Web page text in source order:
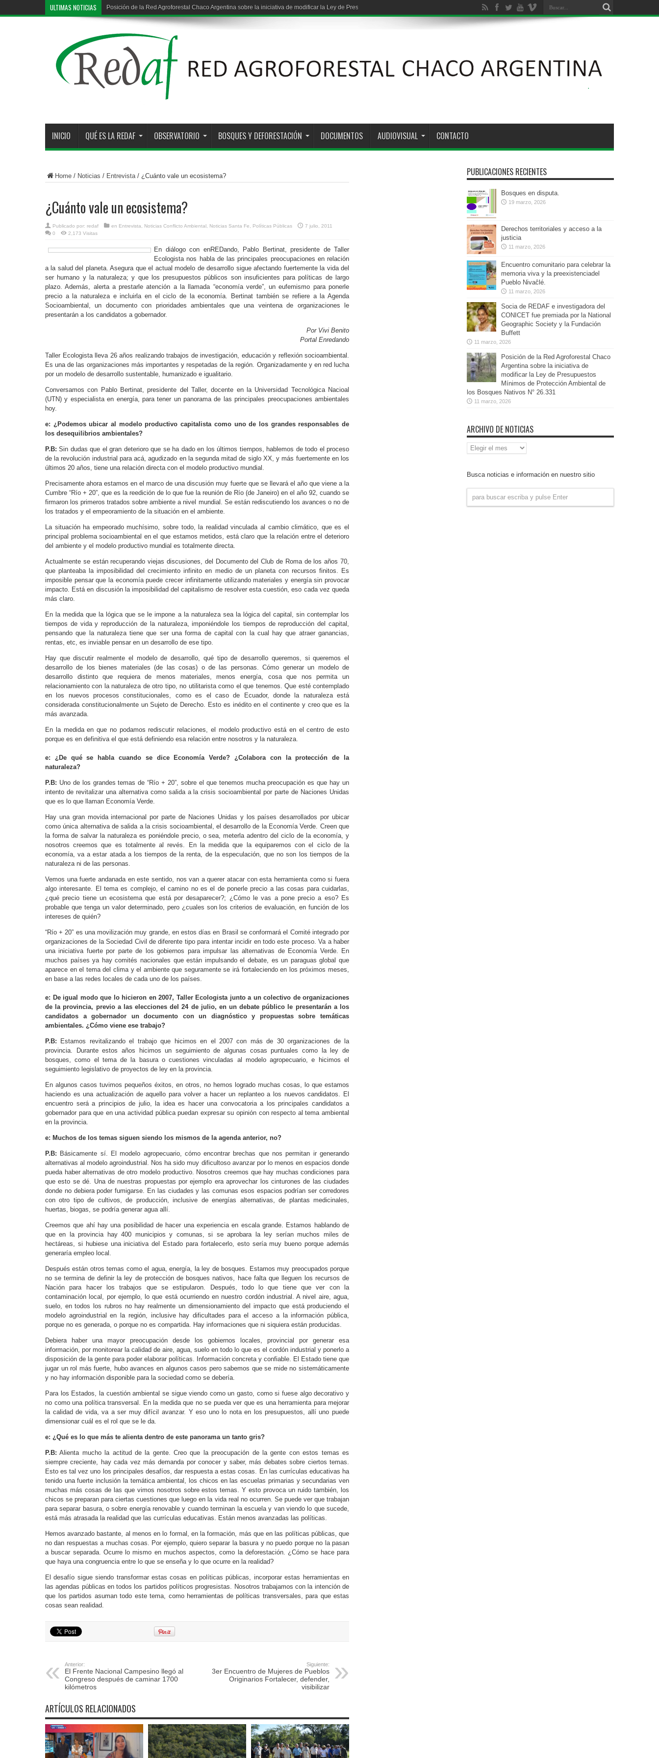
ULTIMAS NOTICIAS Deforestación ilegal en la región chaqueña: vínculos entre grandes capitales y los estados provinciales
INICIO QUÉ ES LA REDAF OBSERVATORIO BOSQUES Y DEFORESTACIÓN DOCUMENTOS AUDIOVISUAL CONTACTO
Home / Noticias / Entrevista/ ¿Cuánto vale un ecosistema?
¿Cuánto vale un ecosistema?
Publicado por: redaf en Entrevista Noticias Conflicto Ambiental Noticias Santa Fe Políticas Públicas
7 julio, 2011
0
2,173 Visitas
En diálogo con enREDando, Pablo Bertinat, presidente de Taller
Ecologista nos habla de las principales preocupaciones en relación
a la salud del planeta. Asegura que el actual modelo de desarrollo sigue afectando fuertemente la vida del
ser humano y la naturaleza; y que los presupuestos públicos son insuficientes para políticas de largo
plazo. Además, alerta a prestarle atención a la llamada “economía verde”, un eufemismo para ponerle
precio a la naturaleza e incluirla en el ciclo de la economía. Bertinat también se refiere a la Agenda
Socioambiental, un documento con prioridades ambientales que una veintena de organizaciones le
presentarán a los candidatos a gobernador.
Por Vivi Benito
Portal Enredando
Taller Ecologista lleva 26 años realizando trabajos de investigación, educación y reflexión socioambiental.
Es una de las organizaciones más importantes y respetadas de la región. Organizadamente y en red lucha
por un modelo de desarrollo sustentable, humanizado e igualitario.
Conversamos con Pablo Bertinat, presidente del Taller, docente en la Universidad Tecnológica Nacioal
(UTN) y especialista en energía, para tener un panorama de las principales preocupaciones ambientales
hoy.
e: ¿Podemos ubicar al modelo productivo capitalista como uno de los grandes responsables de
los desequilibrios ambientales?
P.B:Sin dudas que el gran deterioro que se ha dado en los últimos tiempos, hablemos de todo el proceso
de la revolución industrial para acá, agudizado en la segunda mitad de siglo XX, y más fuertemente en los
últimos 20 años, tiene una relación directa con el modelo productivo mundial.
Precisamente ahora estamos en el marco de una discusión muy fuerte que se llevará el año que viene a la
Cumbre “Río + 20”, que es la reedición de lo que fue la reunión de Río (de Janeiro) en el año 92, cuando se
firmaron los primeros tratados sobre ambiente a nivel mundial. Se están rediscutiendo los avances o no de
los tratados y el empeoramiento de la situación en el ambiente.
La situación ha empeorado muchísimo, sobre todo, la realidad vinculada al cambio climático, que es el
principal problema socioambiental en el que estamos metidos, está claro que la relación entre el deterioro
del ambiente y el modelo productivo mundial es totalmente directa.
Actualmente se están recuperando viejas discusiones, del Documento del Club de Roma de los años 70,
que planteaba la imposibilidad del crecimiento infinito en medio de un planeta con recursos finitos. Es
imposible pensar que la economía puede crecer infinitamente utilizando materiales y energía sin provocar
impacto. Está en discusión la imposibilidad del capitalismo de resolver esta cuestión, eso cada vez queda
más claro.
En la medida que la lógica que se le impone a la naturaleza sea la lógica del capital, sin contemplar los
tiempos de vida y reproducción de la naturaleza, imponiéndole los tiempos de reproducción del capital,
pensando que la naturaleza tiene que ser una forma de capital con la cual hay que atraer ganancias,
rentas, etc, es inviable pensar en un desarrollo de ese tipo.
Hay que discutir realmente el modelo de desarrollo, qué tipo de desarrollo queremos, si queremos el
desarrollo de los bienes materiales (de las cosas) o de las personas. Cómo generar un modelo de
desarrollo distinto que requiera de menos materiales, menos energía, cosa que nos permita un
relacionamiento con la naturaleza de otro tipo, no utilitarista como el que tenemos. Que esté contemplado
en los nuevos procesos constitucionales, como es el caso de Ecuador, donde la naturaleza está
considerada constitucionalmente un Sujeto de Derecho. Esto es inédito en el continente y creo que es la
más avanzada.
En la medida en que no podamos rediscutir relaciones, el modelo productivo está en el centro de esto
porque es en definitiva el que está definiendo esa relación entre nosotros y la naturaleza.
e: ¿De qué se habla cuando se dice Economía Verde? ¿Colabora con la protección de la
naturaleza?
P.B: Uno de los grandes temas de “Río + 20”, sobre el que tenemos mucha preocupación es que hay un
intento de revitalizar una alternativa como salida a la crisis socioambiental por parte de Naciones Unidas
que es lo que llaman Economía Verde.
Hay una gran movida internacional por parte de Naciones Unidas y los países desarrollados por ubicar
como única alternativa de salida a la crisis socioambiental, el desarrollo de la Economía Verde. Creen que
la forma de salvar la naturaleza es poniéndole precio, o sea, meterla adentro del ciclo de la economía, y
nosotros creemos que es totalmente al revés. En la medida que la equiparemos con el ciclo de la
economía, va a estar atada a los tiempos de la renta, de la especulación, que no son los tiempos de la
naturaleza ni de las personas.
Vemos una fuerte andanada en este sentido, nos van a querer atacar con esta herramienta como si fuera
algo interesante. El tema es complejo, el camino no es el de ponerle precio a las cosas para cuidarlas,
¿qué precio tiene un ecosistema que está por desaparecer?; ¿Cómo le vas a pone precio a eso? Es
probable que tenga un valor determinado, pero ¿cuales son los criterios de evaluación, en función de los
intereses de quién?
“Río + 20” es una movilización muy grande, en estos días en Brasil se conformará el Comité integrado por
organizaciones de la Sociedad Civil de diferente tipo para intentar incidir en todo este proceso. Va a haber
una iniciativa fuerte por parte de los gobiernos para impulsar las alternativas de Economía Verde. En
muchos países ya hay comités nacionales que están impulsando el debate, es un paraguas global que
aparece en el tema del clima y el ambiente que seguramente se irá fortaleciendo en los próximos meses,
en base a las redes locales de cada uno de los países.
e: De igual modo que lo hicieron en 2007, Taller Ecologista junto a un colectivo de organizaciones
de la provincia, previo a las elecciones del 24 de julio, en un debate público le presentarán a los
candidatos a gobernador un documento con un diagnóstico y propuestas sobre temáticas
ambientales. ¿Cómo viene ese trabajo?
P.B: Estamos revitalizando el trabajo que hicimos en el 2007 con más de 30 organizaciones de la
provincia. Durante estos años hicimos un seguimiento de algunas cosas puntuales como la ley de
bosques, como el tema de la basura o cuestiones vinculadas al modelo agropecuario, e hicimos el
seguimiento legislativo de proyectos de ley en la provincia.
En algunos casos tuvimos pequeños éxitos, en otros, no hemos logrado muchas cosas, lo que estamos
haciendo es una actualización de aquello para volver a hacer un replanteo a los nuevos candidatos. El
encuentro será a principios de julio, la idea es hacer una convocatoria a los principales candidatos a
gobernador para que en una actividad pública puedan expresar su opinión con respecto al tema ambiental
en la provincia.
e: Muchos de los temas siguen siendo los mismos de la agenda anterior, no?
P.B: Básicamente sí. El modelo agropecuario, cómo encontrar brechas que nos permitan ir generando
alternativas al modelo agroindustrial. Nos ha sido muy dificultoso avanzar por lo menos en espacios donde
pueda haber alternativas de otro modelo productivo. Nosotros creemos que hay muchas condiciones para
que esto se dé. Una de nuestras propuestas por ejemplo era aprovechar los cinturones de las ciudades
donde no debiera poder fumigarse. En las ciudades y las comunas esos espacios podrían ser corredores
con otro tipo de cultivos, de producción, inclusive de energías alternativas, de plantas medicinales,
huertas, biogas, se podría generar agua allí.
Creemos que ahí hay una posibilidad de hacer una experiencia en escala grande. Estamos hablando de
que en la provincia hay 400 municipios y comunas, si se aprobara la ley serían muchos miles de
hectáreas, si hubiese una iniciativa del Estado para fortalecerlo, esto sería muy bueno porque además
generaría empleo local.
Después están otros temas como el agua, energía, la ley de bosques. Estamos muy preocupados porque
no se termina de definir la ley de protección de bosques nativos, hace falta que lleguen los recursos de
Nación para hacer los trabajos que se estipularon. Después, todo lo que tiene que ver con la
contaminación local, por ejemplo, lo que está ocurriendo en nuestro cordón industrial. A nivel aire, agua,
suelo, en todos los rubros no hay realmente un dimensionamiento del impacto que está produciendo el
modelo agroindustrial en la región, inclusive hay dificultades para el acceso a la información pública,
porque no es generada, o porque no es compartida. Hay informaciones que ni siquiera están producidas.
Debiera haber una mayor preocupación desde los gobiernos locales, provincial por generar esa
información, por monitorear la calidad de aire, agua, suelo en todo lo que es el cordón industrial y ponerlo a
disposición de la gente para poder elaborar políticas. Información concreta y confiable. El Estado tiene que
jugar un rol más fuerte, hubo avances en algunos casos pero sabemos que se mide no sistemáticamente
y no hay información disponible para la sociedad como se debería.
Para los Estados, la cuestión ambiental se sigue viendo como un gasto, como si fuese algo decorativo y
no como una política transversal. En la medida que no se pueda ver que es una herramienta para mejorar
la calidad de vida, va a ser muy difícil avanzar. Y eso uno lo nota en los presupuestos, allí uno puede
dimensionar cuál es el rol que se le da.
e: ¿Qué es lo que más te alienta dentro de este panorama un tanto gris?
P.B: Alienta mucho la actitud de la gente. Creo que la preocupación de la gente con estos temas es
siempre creciente, hay cada vez más demanda por conocer y saber, más debates sobre ciertos temas.
Esto es tal vez uno los principales desafíos, dar respuesta a estas cosas. En las currículas educativas ha
tenido una fuerte inclusión la temática ambiental, los chicos en las escuelas primarias y secundarias ven
muchas más cosas de las que vimos nosotros sobre estos temas. Y esto provoca un ruido también, los
chicos se preparan para ciertas cuestiones que luego en la vida real no ocurren. Se puede ver que trabajan
para separar basura, o sobre energía renovable y cuando terminan la escuela y van viendo lo que sucede,
está más atrasada la realidad que las currículas educativas. Están menos avanzadas las políticas.
Hemos avanzado bastante, al menos en lo formal, en la formación, más que en las políticas públicas, que
no dan respuestas a muchas cosas. Por ejemplo, quiero separar la basura y no puedo porque no la pasan
a buscar separada. Ocurre lo mismo en muchos aspectos, como la deforestación. ¿Cómo se hace para
que haya una congruencia entre lo que se enseña y lo que ocurre en la realidad?
El desafío sigue siendo transformar estas cosas en políticas públicas, incorporar estas herramientas en
las agendas públicas en todos los partidos políticos progresistas. Nosotros trabajamos con la intención de
que los partidos asuman todo este tema, como herramientas de políticas transversales, para que estas
cosas sean realidad.
Anterior:
El Frente Nacional Campesino llegó al
Congreso después de caminar 1700
kilómetros
Siguiente:
3er Encuentro de Mujeres de Pueblos
Originarios Fortalecer, defender,
visibilizar
ARTÍCULOS RELACIONADOS
PUBLICACIONES RECIENTES
Bosques en disputa.
19 marzo, 2026
Derechos territoriales y acceso a la
justicia
11 marzo, 2026
Encuentro comunitario para celebrar la
memoria viva y la preexistenciadel
Pueblo Nivaĉlé.
11 marzo, 2026
Socia de REDAF e investigadora del
CONICET fue premiada por la National
Geographic Society y la Fundación
Buffett
11 marzo, 2026
Posición de la Red Agroforestal Chaco
Argentina sobre la iniciativa de
modificar la Ley de Presupuestos
Mínimos de Protección Ambiental de
los Bosques Nativos N° 26.331
11 marzo, 2026
ARCHIVO DE NOTICIAS
Archivo
de
Busca noticias e información en nuestro sitio